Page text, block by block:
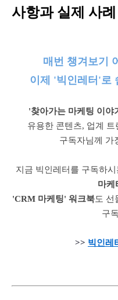
사항과 실제 사례
매번 챙겨보기
이제 '빅인레터'로
'찾아가는 마케팅 이야
유용한 콘텐츠, 업계
구독자님께 가
지금 빅인레터를 구독하
마케
'CRM 마케팅' 워크북도 선
구
>> 빅인레